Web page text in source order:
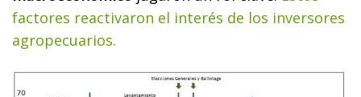
factores reactivaron el interés de los inversores
agropecuarios.